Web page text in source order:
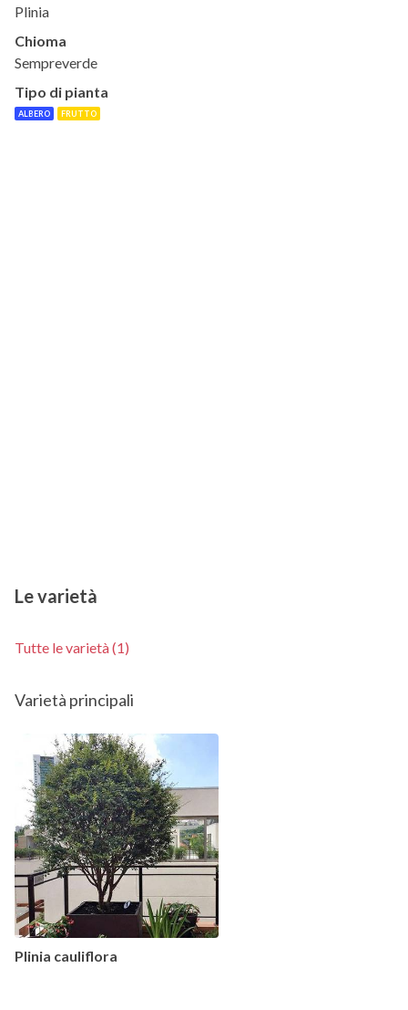
Plinia
Chioma
Sempreverde
Tipo di pianta
ALBERO FRUTTO
Le varietà
Tutte le varietà (1)
Varietà principali
Plinia cauliflora